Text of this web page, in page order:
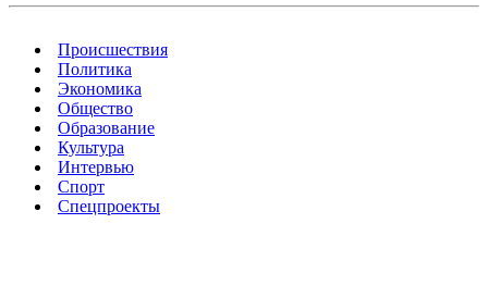
Происшествия
Политика
Экономика
Общество
Образование
Культура
Интервью
Спорт
Спецпроекты